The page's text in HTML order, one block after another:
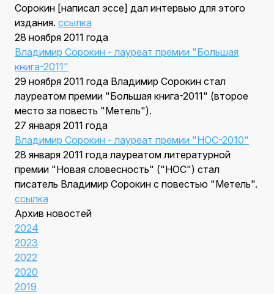
Сорокин [написал эссе] дал интервью для этого
издания. ссылка
28 ноября 2011 года
Владимир Сорокин - лауреат премии "Большая
книга-2011"
29 ноября 2011 года Владимир Сорокин стал
лауреатом премии "Большая книга-2011" (второе
место за повесть "Метель").
27 января 2011 года
Владимир Сорокин - лауреат премии "НОС-2010"
28 января 2011 года лауреатом литературной
премии "Новая словесность" ("НОС") стал
писатель Владимир Сорокин с повестью "Метель".
ссылка
Архив новостей
2024
2023
2022
2020
2019